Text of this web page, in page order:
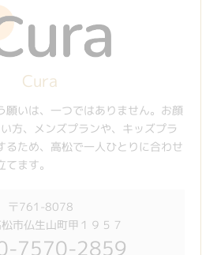
Cura
願いは、一つではありません。お顔
方、メンズプランや、キッズプラ
るため、高松で一人ひとりに合わせ
ます。
〒761-8078
市仏生山町甲１９５７
7570-2859